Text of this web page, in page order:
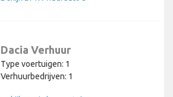
Dacia Verhuur
Type voertuigen: 1
Verhuurbedrijven: 1